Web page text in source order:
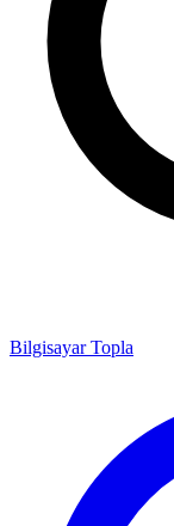
Bilgisayar Topla